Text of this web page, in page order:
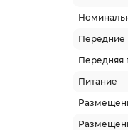
Передняя
Питание